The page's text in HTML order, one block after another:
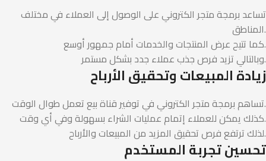
تساعد برمجة متجر الكتروني على الوصول إلى العملاء في مختلف
المناطق.
كما تتيح عرض المنتجات والخدمات أمام جمهور أوسع.
وبالتالي تزيد فرص جذب عملاء جدد بشكل مستمر.
زيادة المبيعات وتحقيق الأرباح
تساهم برمجة متجر الكتروني في توفير قناة بيع تعمل طوال الوقت.
كذلك يمكن للعملاء إتمام عمليات الشراء بسهولة وفي أي وقت.
لذلك ترتفع فرص تحقيق المزيد من المبيعات والأرباح.
تحسين تجربة المستخدم